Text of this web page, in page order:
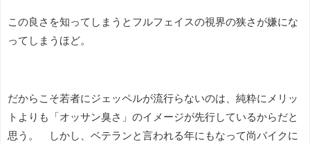
この良さを知ってしまうとフルフェイスの視界の狭さが嫌にな
ってしまうほど。
だからこそ若者にジェッペルが流行らないのは、純粋にメリッ
トよりも「オッサン臭さ」のイメージが先行しているからだと
思う。 しかし、ベテランと言われる年にもなって尚バイクに